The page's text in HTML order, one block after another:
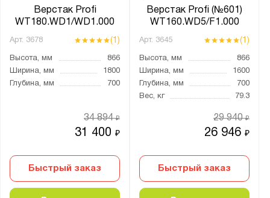
Верстак Profi
WT180.WD1/WD1.000
Арт. 3678 (1)
Высота, мм
866
Ширина, мм
1800
Глубина, мм
700
31 400₽
34 894₽
Быстрый заказ
Верстак Profi (№601)
WT160.WD5/F1.000
Арт. 3645 (1)
Высота, мм
866
Ширина, мм
1600
Глубина, мм
700
Вес, кг
79.3
26 946₽
29 940₽
Быстрый заказ
ЗОС-2
КОС
КОС-КП
КОСО
Классик
ОЦ